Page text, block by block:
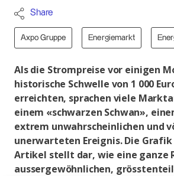
Share
Axpo Gruppe Energiemarkt
Als die Strompreise vor einigen
historische Schwelle von 1 000
erreichten, sprachen viele
einem «schwarzen Schwan»,
extrem unwahrscheinlichen und
unerwarteten Ereignis. Die Grafik
Artikel stellt dar, wie eine ganze
aussergewöhnlichen,